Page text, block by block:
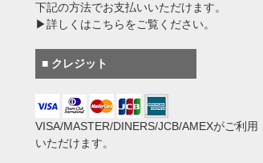
下記の方法でお支払いいただけます。
▶詳しくはこちらをご覧ください。
■ クレジット
VISA/MASTER/DINERS/JCB/AMEXがご利用
いただけます。